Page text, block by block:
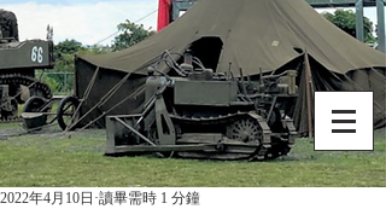
2022年4月10日 讀畢需時 1 分鐘